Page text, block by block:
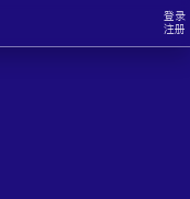
登录
注册